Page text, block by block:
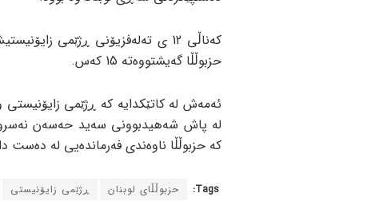
کەناڵی 12 ی تەلەفزیۆنی ڕژێمی
حزبوڵڵا گەیشتووەتە 15 کەس.
ئەمەش لە کاتێکدایە کە ڕژێمی زایۆنیستی
لە پاش شەهیدبوونی سەید حەسەن
کە حزبوڵڵا ناوەندی فەرماندەیی لە دەست
Tags: حزبوڵڵای لوبنان ڕژێمی زایۆنیستی